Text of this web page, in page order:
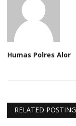
Humas Polres Alor
RELATED POSTING